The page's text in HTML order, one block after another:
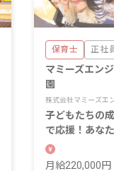
保育士 正社員
マミーズエン
園
株式会社マミーズエ
子どもたちの
で応援！あな
輝く場所です
月給220,000